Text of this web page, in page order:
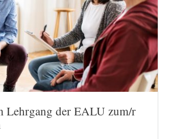
Lehrgang der EALU zum/r